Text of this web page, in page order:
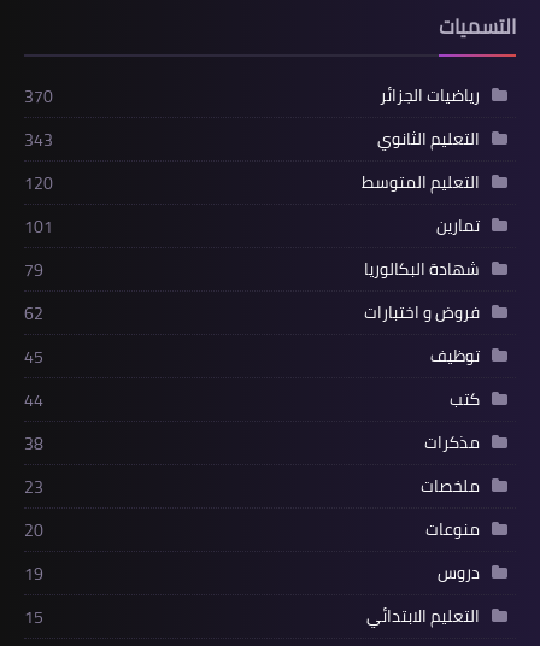
التسميات
رياضيات الجزائر
370
التعليم الثانوي
343
التعليم المتوسط
120
تمارين
101
شهادة البكالوريا
79
فروض و اختبارات
62
توظيف
45
كتب
44
مذكرات
38
ملخصات
23
منوعات
20
دروس
19
التعليم الابتدائي
15